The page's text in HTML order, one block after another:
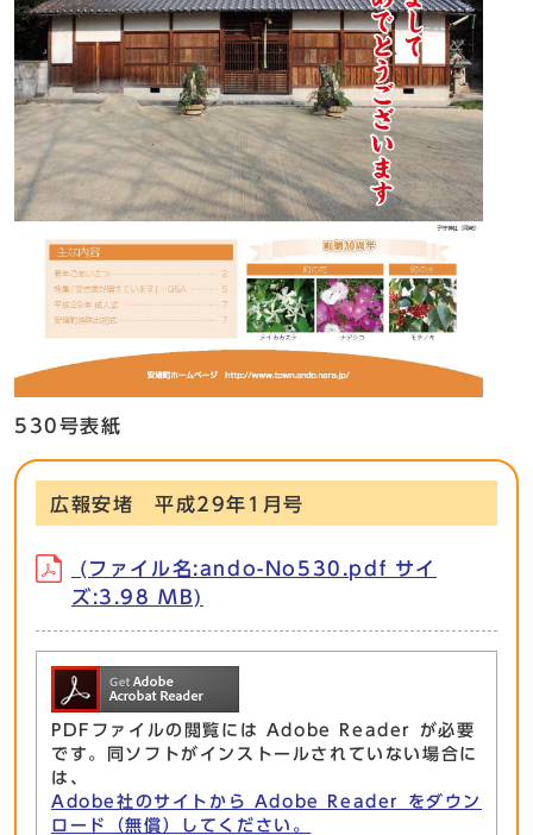
530号表紙
広報安堵 平成29年1月号
(ファイル名:ando-No530.pdf サイ
ズ:3.98 MB)
PDFファイルの閲覧には Adobe Reader が必要
です。同ソフトがインストールされていない場合に
は、
Adobe社のサイトから Adobe Reader をダウン
ロード（無償）してください。